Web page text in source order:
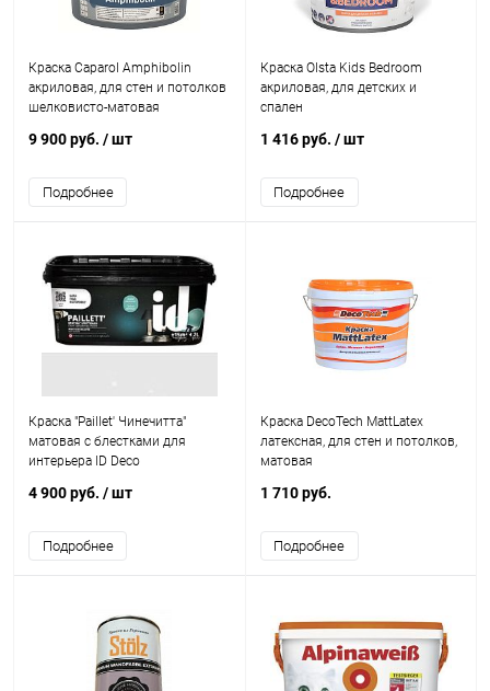
Краска Caparol Amphibolin
акриловая, для стен и потолков
шелковисто-матовая
9 900 руб. / шт
Подробнее
Краска Olsta Kids Bedroom
акриловая, для детских и
спален
1 416 руб. / шт
Подробнее
Краска "Paillet' Чинечитта"
матовая с блестками для
интерьера ID Deco
4 900 руб. / шт
Подробнее
Краска DecoTech MattLatex
латексная, для стен и потолков,
матовая
1 710 руб.
Подробнее